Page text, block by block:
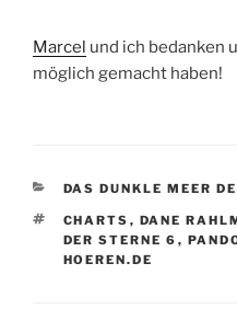
Marcel und ich bedanken
möglich gemacht haben!
KATEGORIEN
DAS DUNKLE MEER
SCHLAGWÖRTER
CHARTS , DANE
DER STERNE 6 ,
HOEREN.DE